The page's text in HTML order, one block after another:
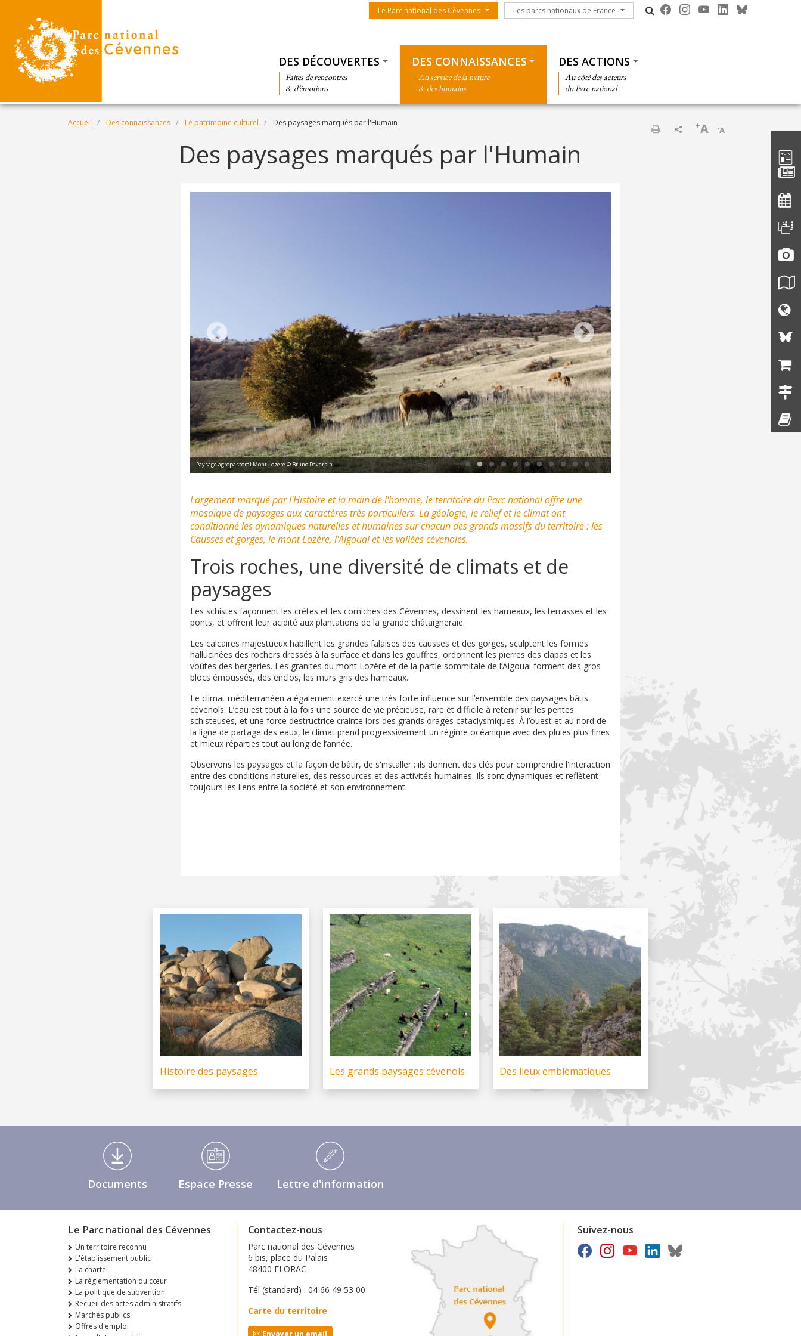
Menu du parc
Le Parc national des Cévennes Les parcs nationaux de France
Les parcs nationaux de France
DES DÉCOUVERTES
Faites de rencontres
& d’émotions
DES CONNAISSANCES
Au service de la nature
& des humains
DES ACTIONS
Au côté des acteurs
du Parc national
Fil d'Ariane
Accueil Des connaissances Le patrimoine culturel Des paysages marqués par l'Humain
-A
+A
Des paysages marqués par l'Humain
Paysage agropastoral Mont Lozère © Bruno Daversin
Largement marqué par l'Histoire et la main de l'homme, le territoire du Parc national offre une
mosaïque de paysages aux caractères très particuliers. La géologie, le relief et le climat ont
conditionné les dynamiques naturelles et humaines sur chacun des grands massifs du territoire : les
Causses et gorges, le mont Lozère, l'Aigoual et les vallées cévenoles.
Trois roches, une diversité de climats et de
paysages
Les schistes façonnent les crêtes et les corniches des Cévennes, dessinent les hameaux, les terrasses et les
ponts, et offrent leur acidité aux plantations de la grande châtaigneraie.
Les calcaires majestueux habillent les grandes falaises des causses et des gorges, sculptent les formes
hallucinées des rochers dressés à la surface et dans les gouffres, ordonnent les pierres des clapas et les
voûtes des bergeries. Les granites du mont Lozère et de la partie sommitale de l’Aigoual forment des gros
blocs émoussés, des enclos, les murs gris des hameaux.
Le climat méditerranéen a également exercé une très forte influence sur l’ensemble des paysages bâtis
cévenols. L’eau est tout à la fois une source de vie précieuse, rare et difficile à retenir sur les pentes
schisteuses, et une force destructrice crainte lors des grands orages cataclysmiques. À l’ouest et au nord de
la ligne de partage des eaux, le climat prend progressivement un régime océanique avec des pluies plus fines
et mieux réparties tout au long de l’année.
Observons les paysages et la façon de bâtir, de s'installer : ils donnent des clés pour comprendre l'interaction
entre des conditions naturelles, des ressources et des activités humaines. Ils sont dynamiques et reflètent
toujours les liens entre la société et son environnement.
Histoire des paysages Les grands paysages cévenols Des lieux emblèmatiques
Médiathèque Footer
Documents Espace Presse Lettre d'information
Le Parc national des Cévennes
Un territoire reconnu
L'établissement public
La charte
La réglementation du cœur
La politique de subvention
Recueil des actes administratifs
Marchés publics
Offres d'emploi
Contactez-nous
Parc national des Cévennes
6 bis, place du Palais
48400 FLORAC
Tél (standard) : 04 66 49 53 00
Carte du territoire
Envoyer un email
Suivez-nous